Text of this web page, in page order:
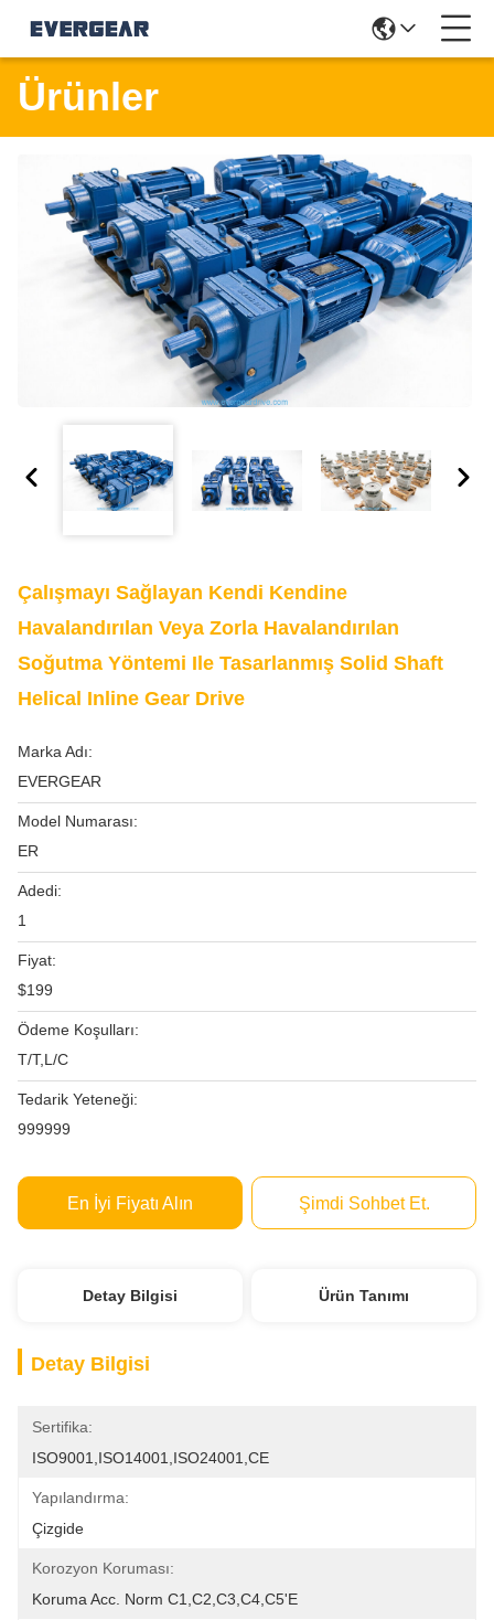
Ürünler
Çalışmayı Sağlayan Kendi Kendine
Havalandırılan Veya Zorla Havalandırılan
Soğutma Yöntemi Ile Tasarlanmış Solid Shaft
Helical Inline Gear Drive
Marka Adı:
EVERGEAR
Model Numarası:
ER
Adedi:
1
Fiyat:
$199
Ödeme Koşulları:
T/T,L/C
Tedarik Yeteneği:
999999
En İyi Fiyatı Alın Şimdi Sohbet Et.
Detay Bilgisi Ürün Tanımı
Detay Bilgisi
Sertifika:
ISO9001,ISO14001,ISO24001,CE
Yapılandırma:
Çizgide
Korozyon Koruması:
Koruma Acc. Norm C1,C2,C3,C4,C5'e